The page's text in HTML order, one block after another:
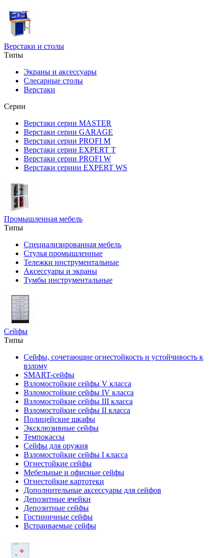
Верстаки и столы
Типы
Экраны и аксессуары
Слесарные столы
Верстаки
Серии
Верстаки серии MASTER
Верстаки серии GARAGE
Верстаки серии PROFI M
Верстаки серии EXPERT T
Верстаки серии PROFI W
Верстаки сериии EXPERT WS
Промышленная мебель
Типы
Специализированная мебель
Стулья промышленные
Тележки инструментальные
Аксессуары и экраны
Тумбы инструментальные
Сейфы
Типы
Сейфы, сочетающие огнестойкость и устойчивость к
взлому
SMART-сейфы
Взломостойкие сейфы V класса
Взломостойкие сейфы IV класса
Взломостойкие сейфы III класса
Взломостойкие сейфы II класса
Полицейские шкафы
Эксклюзивные сейфы
Темпокассы
Сейфы для оружия
Взломостойкие сейфы I класса
Огнестойкие сейфы
Мебельные и офисные сейфы
Огнестойкие картотеки
Дополнительные аксессуары для сейфов
Депозитные ячейки
Депозитные сейфы
Гостиничные сейфы
Встраиваемые сейфы